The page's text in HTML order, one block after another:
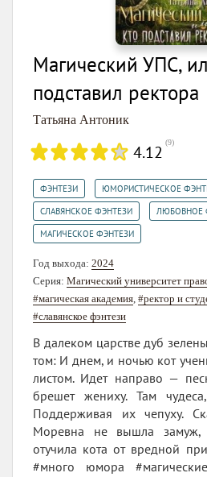
Магический УПС,
подставил ректора
Татьяна Антоник
4.12 (9)
ФЭНТЕЗИ ЮМОРИСТИЧЕСКОЕ
СЛАВЯНСКОЕ ФЭНТЕЗИ ЛЮБОВНОЕ
МАГИЧЕСКОЕ ФЭНТЕЗИ
Год выхода: 2024
Серия: Магический университет
#магическая академия, #ректор и
#славянское фэнтези
В далеком царстве дуб
том: И днем, и ночью кот
листом. Идет направо —
брешет жениху. Там
Поддерживая их чепуху.
Моревна не вышла замуж,
отучила кота от вредной
#много юмора